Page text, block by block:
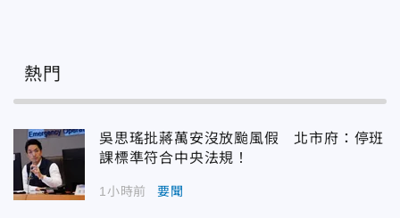
熱門
吳思瑤批蔣萬安沒放颱風假 北市府：停班
課標準符合中央法規！
1小時前 要聞